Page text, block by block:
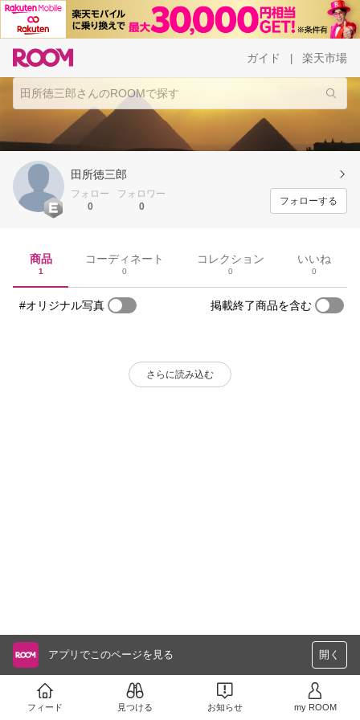
ガイド 楽天市場
田所徳三郎
フォロー
0
フォロワー
0
フォローする
商品
1
コーディネート
0
コレクション
0
いいね
0
#オリジナル写真 掲載終了商品を含む
さらに読み込む
アプリでこのページを見る 開く
フィード 見つける お知らせ my ROOM